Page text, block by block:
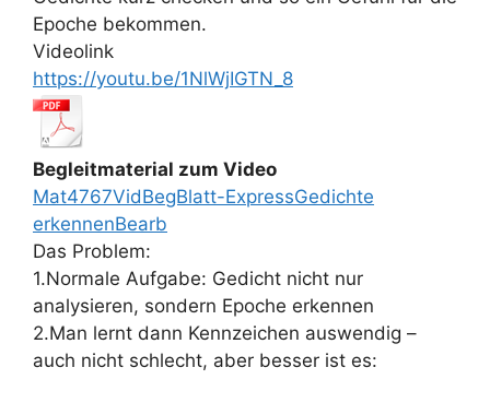
Epoche bekommen.
Videolink
https://youtu.be/1NlWjIGTN_8
Begleitmaterial zum Video
Mat4767VidBegBlatt-ExpressGedichte
erkennenBearb
Das Problem:
1.Normale Aufgabe: Gedicht nicht nur
analysieren, sondern Epoche erkennen
2.Man lernt dann Kennzeichen auswendig –
auch nicht schlecht, aber besser ist es: